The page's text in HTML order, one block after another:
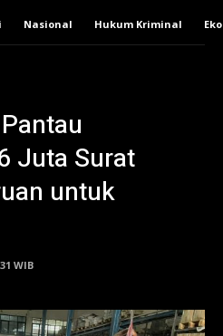
Nasional Hukum Kriminal
Juta Surat
untuk
WIB